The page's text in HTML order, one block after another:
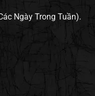
Ngày Trong Tuần).